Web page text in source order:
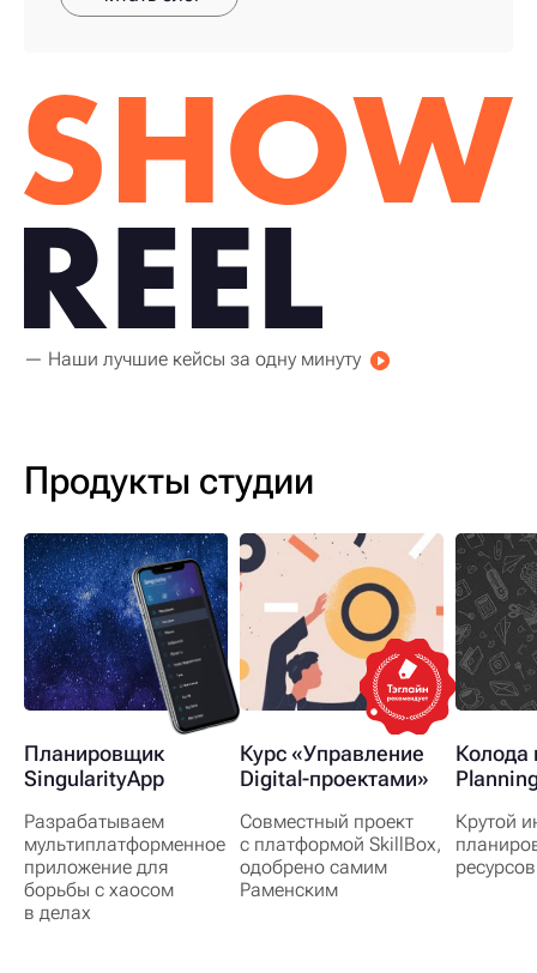
— Наши лучшие кейсы за одну минуту
Продукты студии
Планировщик
SingularityApp
Разрабатываем
мультиплатформенное
приложение для
борьбы с хаосом
в делах
Курс «Управление
Digital-проектами»
Совместный проект
с платформой SkillBox,
одобрено самим
Раменским
Колода
Крутой